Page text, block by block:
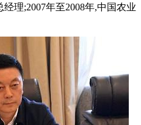
理;2007年至2008年,中国农业